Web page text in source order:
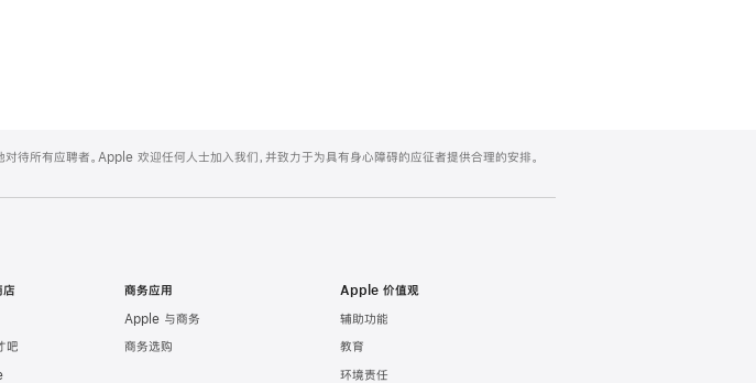
待所有应聘者。Apple 欢迎任何人士加入我们，并致力于为具有身心障碍的应征者提供合理的安排。
吧
商务应用
Apple 与商务
商务选购
Apple 价值观
辅助功能
教育
环境责任